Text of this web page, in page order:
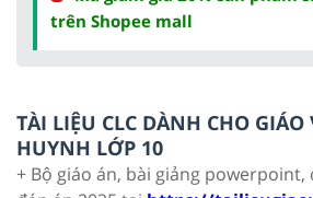
trên Shopee mall
TÀI LIỆU CLC DÀNH CHO GIÁO
HUYNH LỚP 10
+ Bộ giáo án, bài giảng